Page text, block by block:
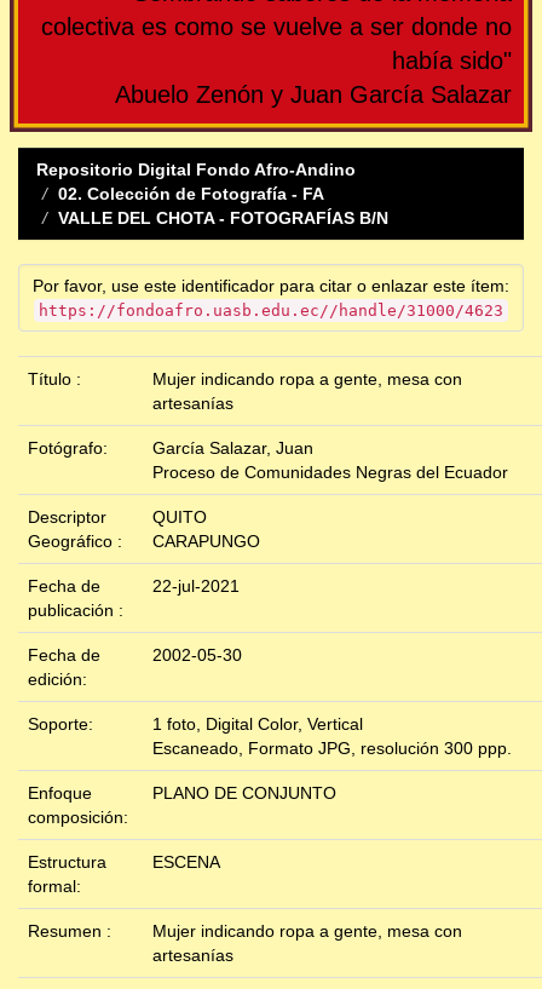
colectiva es como se vuelve a ser donde no
había sido"
Abuelo Zenón y Juan García Salazar
Repositorio Digital Fondo Afro-Andino
02. Colección de Fotografía - FA
VALLE DEL CHOTA - FOTOGRAFÍAS B/N
Por favor, use este identificador para citar o enlazar este ítem:
https://fondoafro.uasb.edu.ec//handle/31000/4623
Título :
Mujer indicando ropa a gente, mesa con
artesanías
Fotógrafo:
García Salazar, Juan
Proceso de Comunidades Negras del Ecuador
Descriptor
Geográfico :
QUITO
CARAPUNGO
Fecha de
publicación :
22-jul-2021
Fecha de
edición:
2002-05-30
Soporte:
1 foto, Digital Color, Vertical
Escaneado, Formato JPG, resolución 300 ppp.
Enfoque
composición:
PLANO DE CONJUNTO
Estructura
formal:
ESCENA
Resumen :
Mujer indicando ropa a gente, mesa con
artesanías